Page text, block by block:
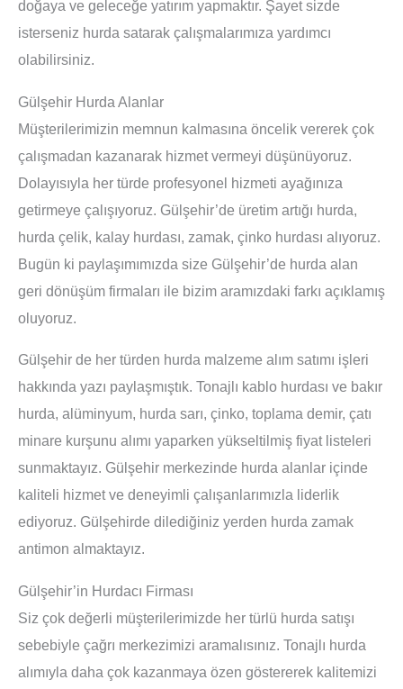
doğaya ve geleceğe yatırım yapmaktır. Şayet sizde
isterseniz hurda satarak çalışmalarımıza yardımcı
olabilirsiniz.
Gülşehir Hurda Alanlar
Müşterilerimizin memnun kalmasına öncelik vererek çok
çalışmadan kazanarak hizmet vermeyi düşünüyoruz.
Dolayısıyla her türde profesyonel hizmeti ayağınıza
getirmeye çalışıyoruz. Gülşehir’de üretim artığı hurda,
hurda çelik, kalay hurdası, zamak, çinko hurdası alıyoruz.
Bugün ki paylaşımımızda size Gülşehir’de hurda alan
geri dönüşüm firmaları ile bizim aramızdaki farkı açıklamış
oluyoruz.
Gülşehir de her türden hurda malzeme alım satımı işleri
hakkında yazı paylaşmıştık. Tonajlı kablo hurdası ve bakır
hurda, alüminyum, hurda sarı, çinko, toplama demir, çatı
minare kurşunu alımı yaparken yükseltilmiş fiyat listeleri
sunmaktayız. Gülşehir merkezinde hurda alanlar içinde
kaliteli hizmet ve deneyimli çalışanlarımızla liderlik
ediyoruz. Gülşehirde dilediğiniz yerden hurda zamak
antimon almaktayız.
Gülşehir’in Hurdacı Firması
Siz çok değerli müşterilerimizde her türlü hurda satışı
sebebiyle çağrı merkezimizi aramalısınız. Tonajlı hurda
alımıyla daha çok kazanmaya özen göstererek kalitemizi